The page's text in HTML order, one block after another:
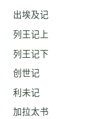
出埃及记
列王记上
列王记下
创世记
利未记
加拉太书